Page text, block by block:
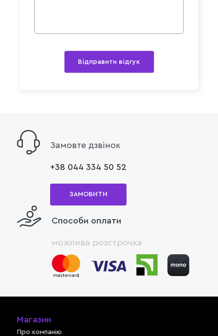
Відправити відгук
Замовте дзвінок
+38 044 334 50 52
ЗАМОВИТИ
Способи оплати
можлива розстрочка
Магазин
Про компанію